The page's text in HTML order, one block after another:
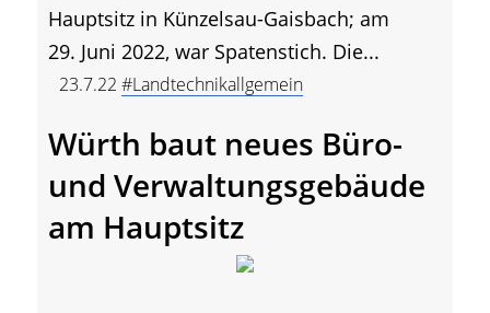
Hauptsitz in Künzelsau-Gaisbach; am
29. Juni 2022, war Spatenstich. Die...
23.7.22 #Landtechnikallgemein
Würth baut neues Büro-
und Verwaltungsgebäude
am Hauptsitz